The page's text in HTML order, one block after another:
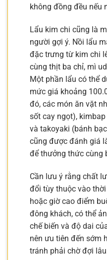
không đồng đều nếu
Lẩu kim chi cũng là
người gợi ý. Nồi lẩu
đặc trưng từ kim chi
cùng thịt ba chỉ, mì
Một phần lẩu có thể
mức giá khoảng
đó, các món ăn vặt
sốt cay ngọt),
và takoyaki (bánh
cũng được đánh giá
để thưởng thức cùng
Cần lưu ý rằng chất
đổi tùy thuộc vào
hoặc giờ cao điểm
đông khách, có thể
chế biến và độ dai
nên ưu tiên đến sớm
tránh phải chờ đợi